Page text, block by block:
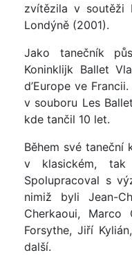
zvítězila v soutěži
Londýně (2001).
Jako tanečník
Koninklijk Ballet
d’Europe ve
v souboru Les
kde tančil 10 let.
Během své
v klasickém, tak
Spolupracoval s
nimiž byli Jean-
Cherkaoui, Marco
Forsythe, Jiří
další.